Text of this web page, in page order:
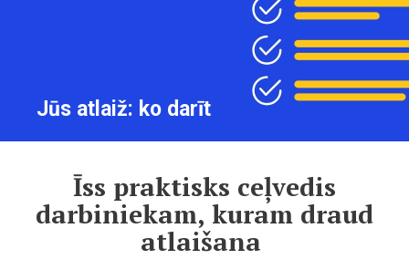
Jūs atlaiž: ko darīt
Īss praktisks ceļvedis
darbiniekam, kuram draud
atlaišana